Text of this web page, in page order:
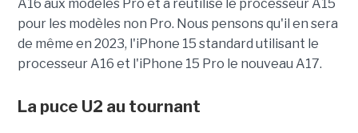
A16 aux modèles Pro et a réutilisé le processeur A15
pour les modèles non Pro. Nous pensons qu'il en sera
de même en 2023, l'iPhone 15 standard utilisant le
processeur A16 et l'iPhone 15 Pro le nouveau A17.
La puce U2 au tournant